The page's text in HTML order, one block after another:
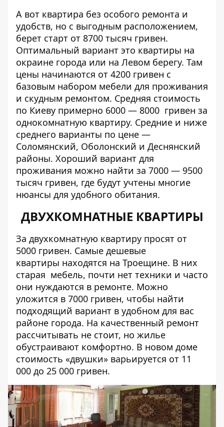
А вот квартира без особого ремонта и
удобств, но с выгодным расположением,
берет старт от 8700 тысяч гривен.
Оптимальный вариант это квартиры на
окраине города или на Левом берегу. Там
цены начинаются от 4200 гривен с
базовым набором мебели для проживания
и скудным ремонтом. Средняя стоимость
по Киеву примерно 6000 — 8000 гривен за
однокомнатную квартиру. Средние и ниже
среднего варианты по цене —
Соломянский, Оболонский и Деснянский
районы. Хороший вариант для
проживания можно найти за 7000 — 9500
тысяч гривен, где будут учтены многие
нюансы для удобного обитания.
ДВУХКОМНАТНЫЕ КВАРТИРЫ
За двухкомнатную квартиру просят от
5000 гривен. Самые дешевые
квартиры находятся на Троещине. В них
старая мебель, почти нет техники и часто
они нуждаются в ремонте. Можно
уложится в 7000 гривен, чтобы найти
подходящий вариант в удобном для вас
районе города. На качественный ремонт
рассчитывать не стоит, но жилье
обустраивают комфортно. В новом доме
стоимость «двушки» варьируется от 11
000 до 25 000 гривен.